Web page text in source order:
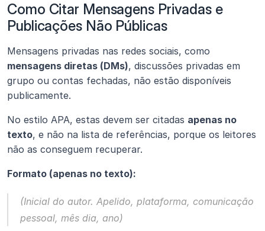
Como Citar Mensagens Privadas e
Publicações Não Públicas
mensagens diretas (DMs), discussões privadas em
grupo ou contas fechadas, não estão disponíveis
publicamente.
No estilo APA, estas devem ser citadas apenas no
texto, e não na lista de referências, porque os leitores
não as conseguem recuperar.
Formato (apenas no texto):
(Inicial do autor. Apelido, plataforma, comunicação
pessoal, mês dia, ano)